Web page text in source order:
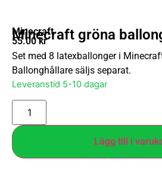
Minecraft
Minecraft gröna
55.00kr
Set med 8 latexballonger i
Ballonghållare säljs separat.
Leveranstid 5-10 dagar
Lägg till i